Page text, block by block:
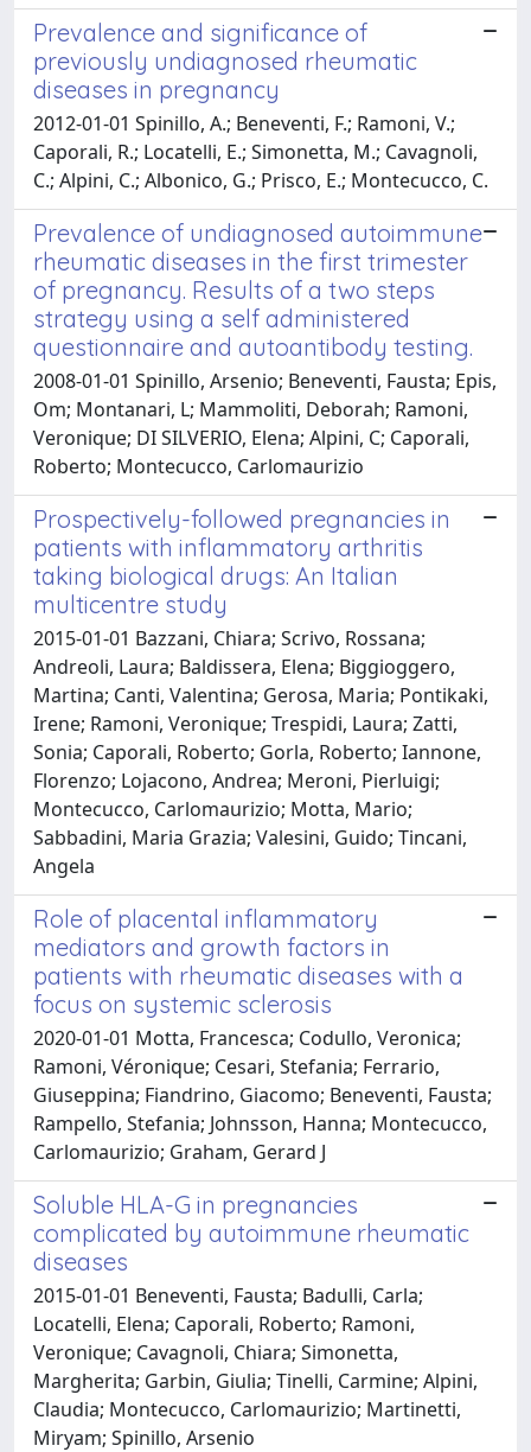
Prevalence and significance of
previously undiagnosed rheumatic
diseases in pregnancy
2012-01-01 Spinillo, A.; Beneventi, F.; Ramoni, V.;
Caporali, R.; Locatelli, E.; Simonetta, M.; Cavagnoli,
C.; Alpini, C.; Albonico, G.; Prisco, E.; Montecucco, C.
Prevalence of undiagnosed autoimmune
rheumatic diseases in the first trimester
of pregnancy. Results of a two steps
strategy using a self administered
questionnaire and autoantibody testing.
2008-01-01 Spinillo, Arsenio; Beneventi, Fausta; Epis,
Om; Montanari, L; Mammoliti, Deborah; Ramoni,
Veronique; DI SILVERIO, Elena; Alpini, C; Caporali,
Roberto; Montecucco, Carlomaurizio
Prospectively-followed pregnancies in
patients with inflammatory arthritis
taking biological drugs: An Italian
multicentre study
2015-01-01 Bazzani, Chiara; Scrivo, Rossana;
Andreoli, Laura; Baldissera, Elena; Biggioggero,
Martina; Canti, Valentina; Gerosa, Maria; Pontikaki,
Irene; Ramoni, Veronique; Trespidi, Laura; Zatti,
Sonia; Caporali, Roberto; Gorla, Roberto; Iannone,
Florenzo; Lojacono, Andrea; Meroni, Pierluigi;
Montecucco, Carlomaurizio; Motta, Mario;
Sabbadini, Maria Grazia; Valesini, Guido; Tincani,
Angela
Role of placental inflammatory
mediators and growth factors in
patients with rheumatic diseases with a
focus on systemic sclerosis
2020-01-01 Motta, Francesca; Codullo, Veronica;
Ramoni, Véronique; Cesari, Stefania; Ferrario,
Giuseppina; Fiandrino, Giacomo; Beneventi, Fausta;
Rampello, Stefania; Johnsson, Hanna; Montecucco,
Carlomaurizio; Graham, Gerard J
Soluble HLA-G in pregnancies
complicated by autoimmune rheumatic
diseases
2015-01-01 Beneventi, Fausta; Badulli, Carla;
Locatelli, Elena; Caporali, Roberto; Ramoni,
Veronique; Cavagnoli, Chiara; Simonetta,
Margherita; Garbin, Giulia; Tinelli, Carmine; Alpini,
Claudia; Montecucco, Carlomaurizio; Martinetti,
Miryam; Spinillo, Arsenio